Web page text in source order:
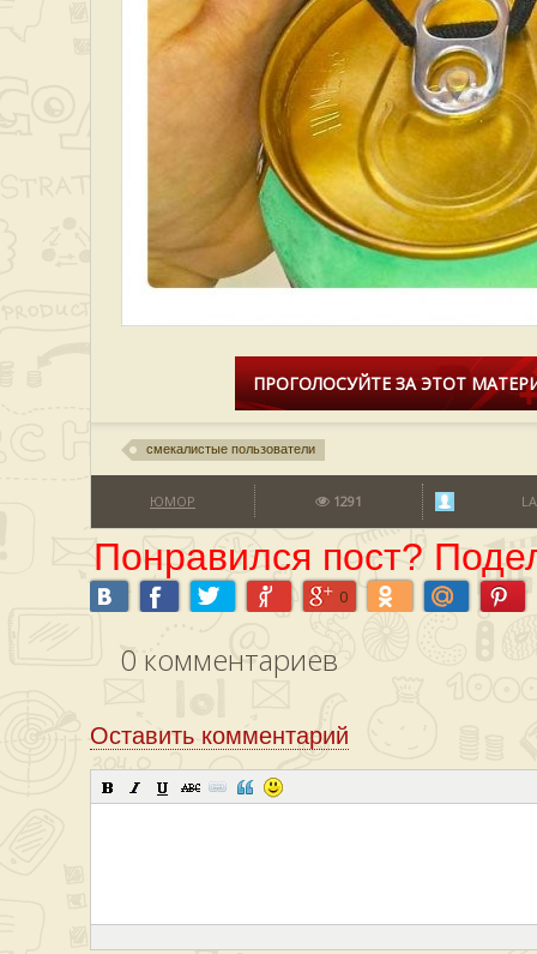
ПРОГОЛОСУЙТЕ ЗА ЭТОТ
смекалистые пользователи
ЮМОР 1291
Понравился пост?
0
0 комментариев
Оставить комментарий